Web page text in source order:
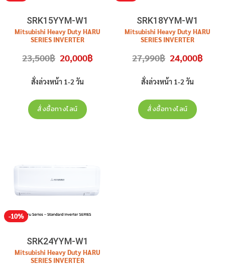
SRK15YYM-W1
Mitsubishi Heavy Duty HARU
SERIES INVERTER
SRK15YYM-W1
สินค้าใหม่ประกัน
23,500฿ Original
price
23,500฿.
20,000฿Current
price
สั่งล่วงหน้า 1-2 วัน
สั่งซื้อทางไลน์
SRK18YYM-W1
Mitsubishi Heavy Duty HARU
SERIES INVERTER
SRK18YYM-W1
สินค้าใหม่ประกัน
27,990฿ Original
price
27,990฿.
24,000฿price
สั่งล่วงหน้า 1-2 วัน
สั่งซื้อทางไลน์
-10%
SRK24YYM-W1
Mitsubishi Heavy Duty HARU
SERIES INVERTER